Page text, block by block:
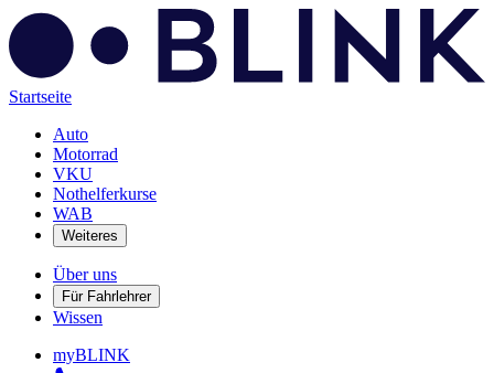
Startseite
Auto
Motorrad
VKU
Nothelferkurse
WAB
Weiteres
Über uns
Für Fahrlehrer
Wissen
myBLINK